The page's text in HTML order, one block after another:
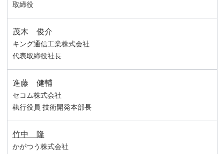
取締役
茂木 俊介
キング通信工業株式会社
代表取締役社長
進藤 健輔
セコム株式会社
執行役員 技術開発本部長
竹中 隆
かがつう株式会社